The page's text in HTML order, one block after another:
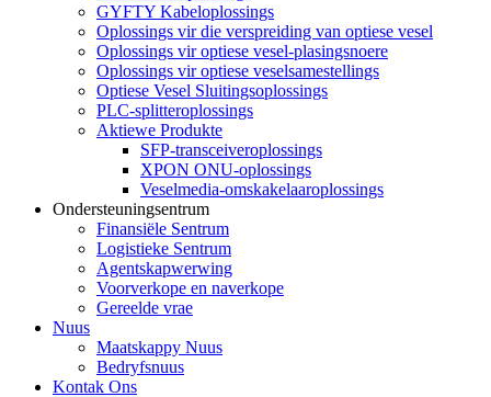
GYFTY Kabeloplossings
Oplossings vir die verspreiding van optiese vesel
Oplossings vir optiese vesel-plasingsnoere
Oplossings vir optiese veselsamestellings
Optiese Vesel Sluitingsoplossings
PLC-splitteroplossings
Aktiewe Produkte
SFP-transceiveroplossings
XPON ONU-oplossings
Veselmedia-omskakelaaroplossings
Ondersteuningsentrum
Finansiële Sentrum
Logistieke Sentrum
Agentskapwerwing
Voorverkope en naverkope
Gereelde vrae
Nuus
Maatskappy Nuus
Bedryfsnuus
Kontak Ons